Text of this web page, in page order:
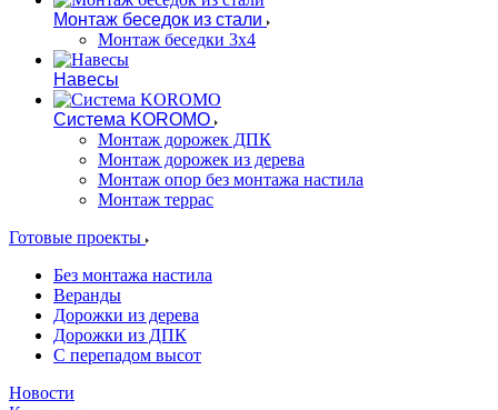
Монтаж беседок из стали
Монтаж беседки 3х4
Навесы
Система KOROMO
Монтаж дорожек ДПК
Монтаж дорожек из дерева
Монтаж опор без монтажа настила
Монтаж террас
Готовые проекты
Без монтажа настила
Веранды
Дорожки из дерева
Дорожки из ДПК
С перепадом высот
Новости